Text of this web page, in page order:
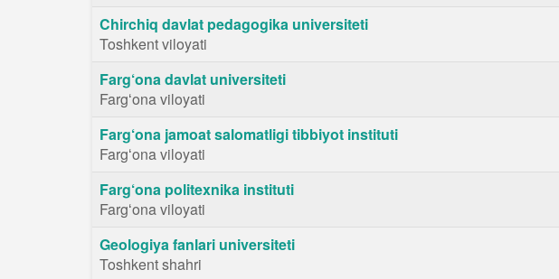
Chirchiq davlat pedagogika universiteti
Toshkent viloyati
Farg‘ona davlat universiteti
Fargʻona viloyati
Farg‘ona jamoat salomatligi tibbiyot instituti
Fargʻona viloyati
Farg‘ona politexnika instituti
Fargʻona viloyati
Geologiya fanlari universiteti
Toshkent shahri